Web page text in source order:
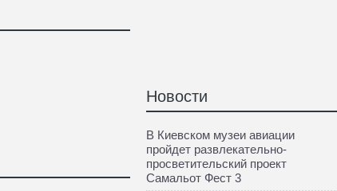
Новости
В Киевском музеи авиации
пройдет развлекательно-
просветительский проект
Самальот Фест 3